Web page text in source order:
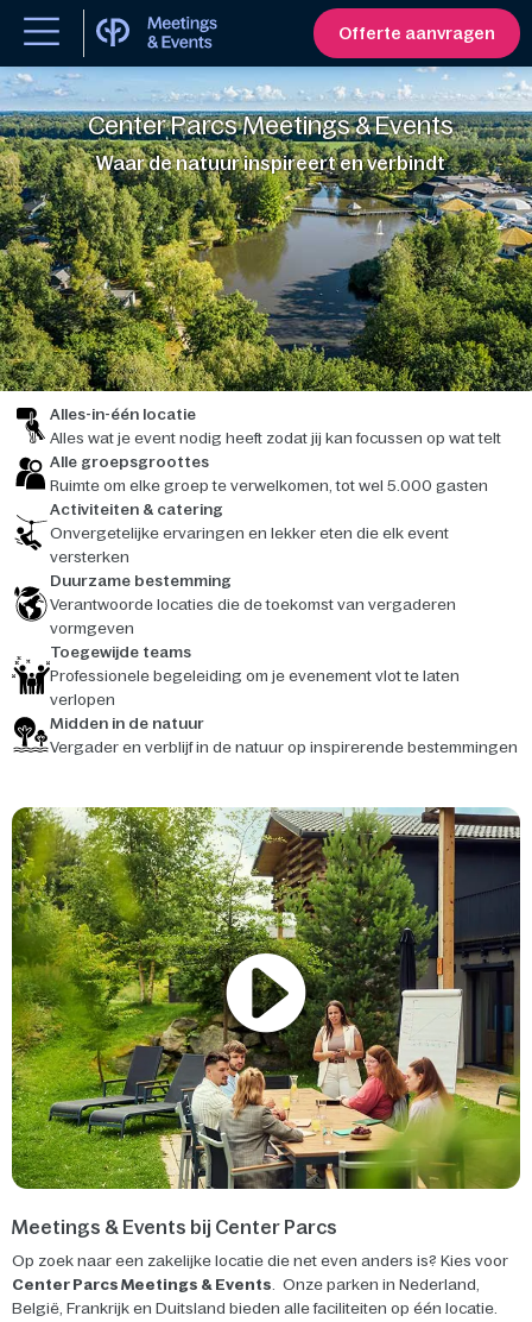
Offerte aanvragen
Center Parcs Meetings & Events
Waar de natuur inspireert en verbindt
Alles-in-één locatie
Alles wat je event nodig heeft zodat jij kan focussen op wat telt
Alle groepsgroottes
Ruimte om elke groep te verwelkomen, tot wel 5.000 gasten
Activiteiten & catering
Onvergetelijke ervaringen en lekker eten die elk event
versterken
Duurzame bestemming
Verantwoorde locaties die de toekomst van vergaderen
vormgeven
Toegewijde teams
Professionele begeleiding om je evenement vlot te laten
verlopen
Midden in de natuur
Vergader en verblijf in de natuur op inspirerende bestemmingen
Meetings & Events bij Center Parcs
Op zoek naar een zakelijke locatie die net even anders is? Kies voor
Center Parcs Meetings & Events. Onze parken in Nederland,
België, Frankrijk en Duitsland bieden alle faciliteiten op één locatie.